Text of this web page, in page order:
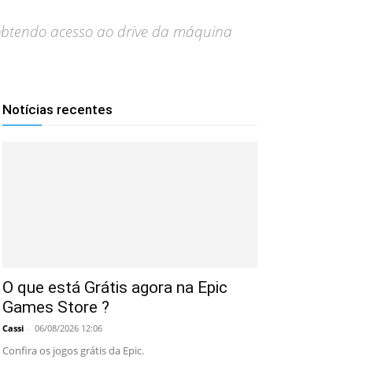
acesso ao drive da máquina
Notícias recentes
O que está Grátis agora na Epic
Games Store ?
Cassi - 06/08/2026 12:06
Confira os jogos grátis da Epic.